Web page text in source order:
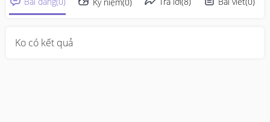
Ko có kết quả